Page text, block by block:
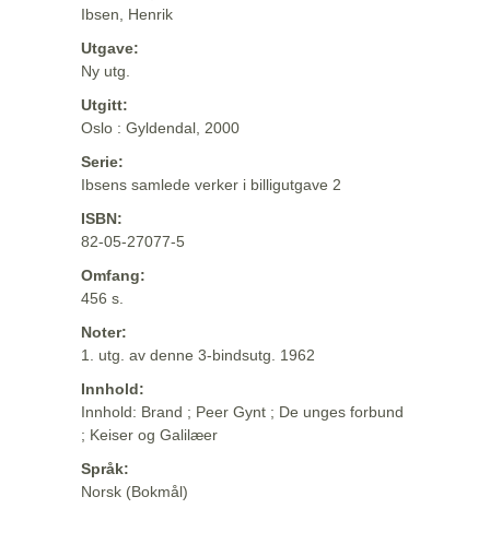
Ibsen, Henrik
Utgave:
Ny utg.
Utgitt:
Oslo : Gyldendal, 2000
Serie:
Ibsens samlede verker i billigutgave 2
ISBN:
82-05-27077-5
Omfang:
456 s.
Noter:
1. utg. av denne 3-bindsutg. 1962
Innhold:
Innhold: Brand ; Peer Gynt ; De unges forbund
; Keiser og Galilæer
Språk:
Norsk (Bokmål)